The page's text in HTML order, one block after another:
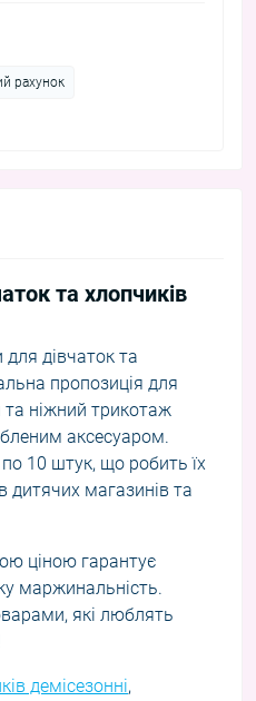
рахунок
та хлопчиків
для дівчаток та
пропозиція для
ніжний трикотаж
аксесуаром.
10 штук, що робить їх
дитячих магазинів та
ціною гарантує
маржинальність.
які люблять
демісезонні,